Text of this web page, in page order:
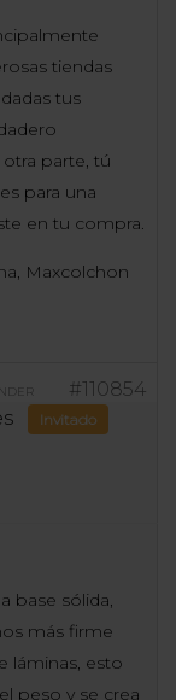
tiendas
tus
parte, tú
para una
en tu compra.
Maxcolchon
#110854
Invitado
base sólida,
más firme
láminas, esto
peso y se crea